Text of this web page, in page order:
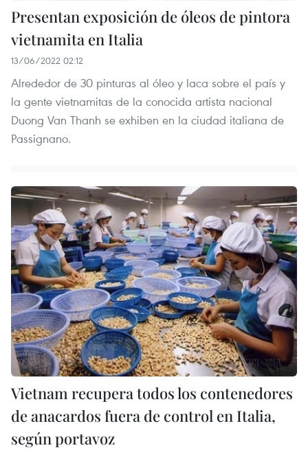
Presentan exposición de óleos de pintora
vietnamita en Italia
13/06/2022 02:12
Alrededor de 30 pinturas al óleo y laca sobre el país y
la gente vietnamitas de la conocida artista nacional
Duong Van Thanh se exhiben en la ciudad italiana de
Passignano.
Vietnam recupera todos los contenedores
de anacardos fuera de control en Italia,
según portavoz